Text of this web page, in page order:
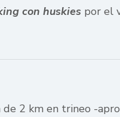
con huskies por el
de 2 km en trineo -